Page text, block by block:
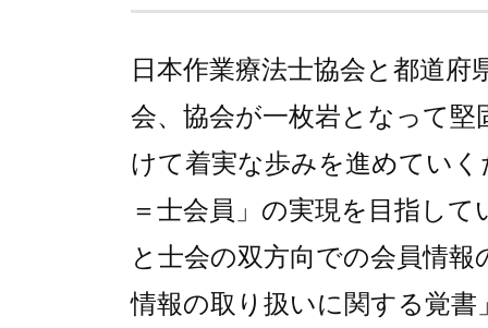
日本作業療法士協会と都道
会、協会が一枚岩となって
けて着実な歩みを進めてい
＝士会員」の実現を目指し
と士会の双方向での会員情
情報の取り扱いに関する覚